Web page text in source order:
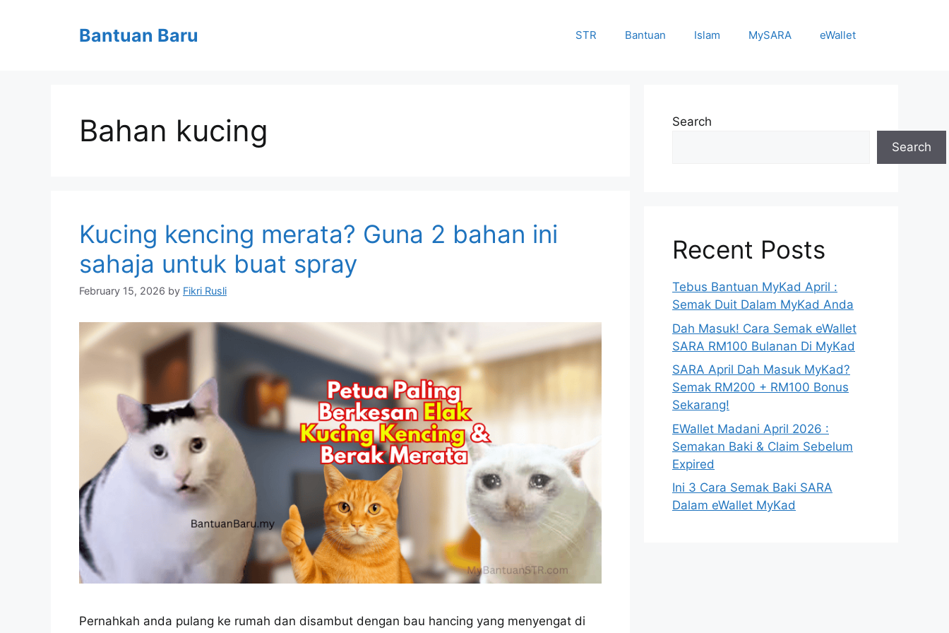
Bantuan Baru STR Bantuan Islam MySARA eWallet
Bahan kucing
Kucing kencing merata? Guna 2 bahan ini
sahaja untuk buat spray
February 15, 2026 by Fikri Rusli
Pernahkah anda pulang ke rumah dan disambut dengan bau hancing yang menyengat di
Search
Search
Recent Posts
Tebus Bantuan MyKad April :
Semak Duit Dalam MyKad Anda
Dah Masuk! Cara Semak eWallet
SARA RM100 Bulanan Di MyKad
SARA April Dah Masuk MyKad?
Semak RM200 + RM100 Bonus
Sekarang!
EWallet Madani April 2026 :
Semakan Baki & Claim Sebelum
Expired
Ini 3 Cara Semak Baki SARA
Dalam eWallet MyKad